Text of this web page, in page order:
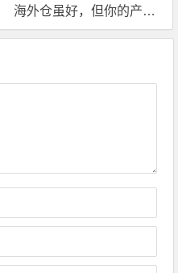
海外仓虽好，但你的产品真的适合吗？先想清楚这几点！